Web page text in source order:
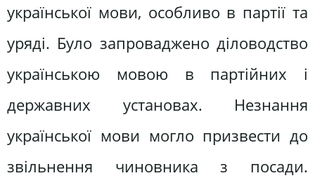
української мови, особливо в партії та
уряді. Було запроваджено діловодство
українською мовою в партійних і
державних установах. Незнання
української мови могло призвести до
звільнення чиновника з посади.